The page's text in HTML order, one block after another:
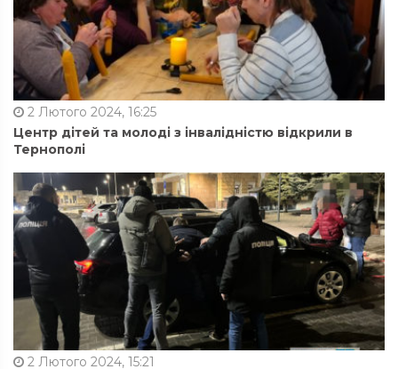
2 Лютого 2024, 16:25
Центр дітей та молоді з інвалідністю відкрили в
Тернополі
2 Лютого 2024, 15:21